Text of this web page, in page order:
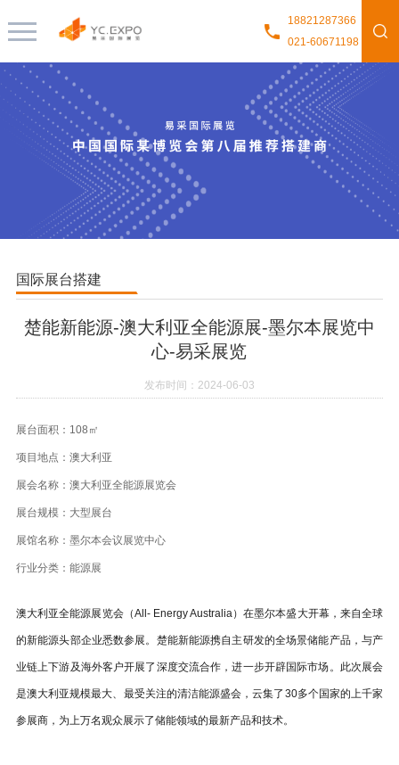
18821287366
021-60671198
国际展台搭建
楚能新能源-澳大利亚全能源展-墨尔本展览中
心-易采展览
发布时间：2024-06-03
展台面积：108㎡
项目地点：澳大利亚
展会名称：澳大利亚全能源展览会
展台规模：大型展台
展馆名称：墨尔本会议展览中心
行业分类： 能源展
澳大利亚全能源展览会（All- Energy Australia）在墨尔本盛大开幕，来自全球
的新能源头部企业悉数参展。楚能新能源携自主研发的全场景储能产品，与产
业链上下游及海外客户开展了深度交流合作，进一步开辟国际市场。此次展会
是澳大利亚规模最大、最受关注的清洁能源盛会，云集了30多个国家的上千家
参展商，为上万名观众展示了储能领域的最新产品和技术。